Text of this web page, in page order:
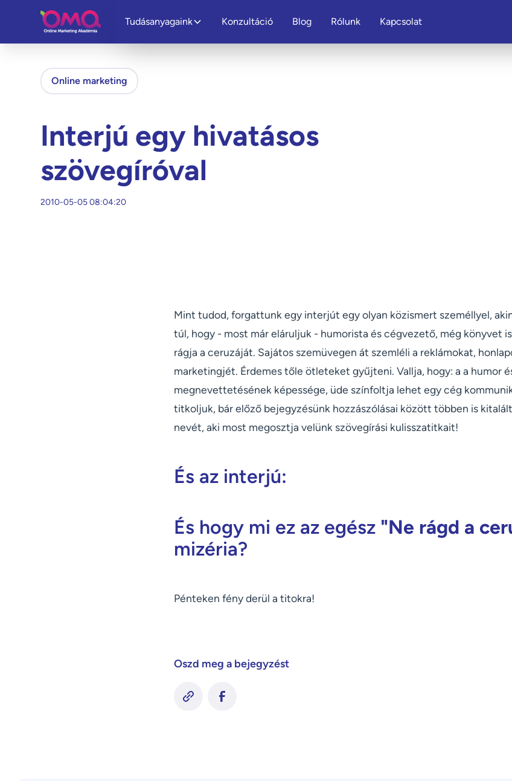
Tudásanyagaink Konzultáció Blog Rólunk Kapcsolat
Online marketing
Interjú egy hivatásos
szövegíróval
2010-05-05 08:04:20
Mint tudod, forgattunk egy interjút egy olyan közismert személlyel,
túl, hogy - most már eláruljuk - humorista és cégvezető, még könyvet
rágja a ceruzáját. Sajátos szemüvegen át szemléli a reklámokat,
marketingjét. Érdemes tőle ötleteket gyűjteni. Vallja, hogy: a a humor
megnevettetésének képessége, üde színfoltja lehet egy cég
titkoljuk, bár előző bejegyzésünk hozzászólásai között többen is
nevét, aki most megosztja velünk szövegírási kulisszatitkait!
És az interjú:
És hogy mi ez az egész "Ne rágd a
mizéria?
Pénteken fény derül a titokra!
Oszd meg a bejegyzést